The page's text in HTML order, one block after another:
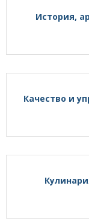
История,
Качество и